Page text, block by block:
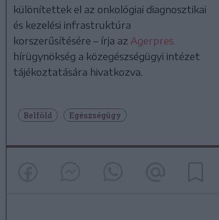
különítettek el az onkológiai diagnosztikai
és kezelési infrastruktúra
korszerűsítésére – írja az Agerpres
hírügynökség a közegészségügyi intézet
tájékoztatására hivatkozva.
Belföld Egészségügy